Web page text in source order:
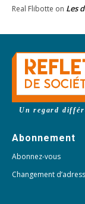
Real Flibotte on Les
Un regard
Abonnement
Abonnez-vous
Changement